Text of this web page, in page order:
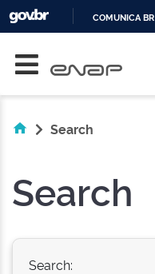
COMUNICA BR
Search
Search
Search: